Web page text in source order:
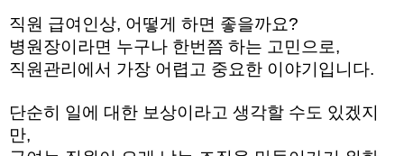
직원 급여인상, 어떻게 하면 좋을까요?
병원장이라면 누구나 한번쯤 하는 고민으로,
직원관리에서 가장 어렵고 중요한 이야기입니다.
단순히 일에 대한 보상이라고 생각할 수도 있겠지
만,